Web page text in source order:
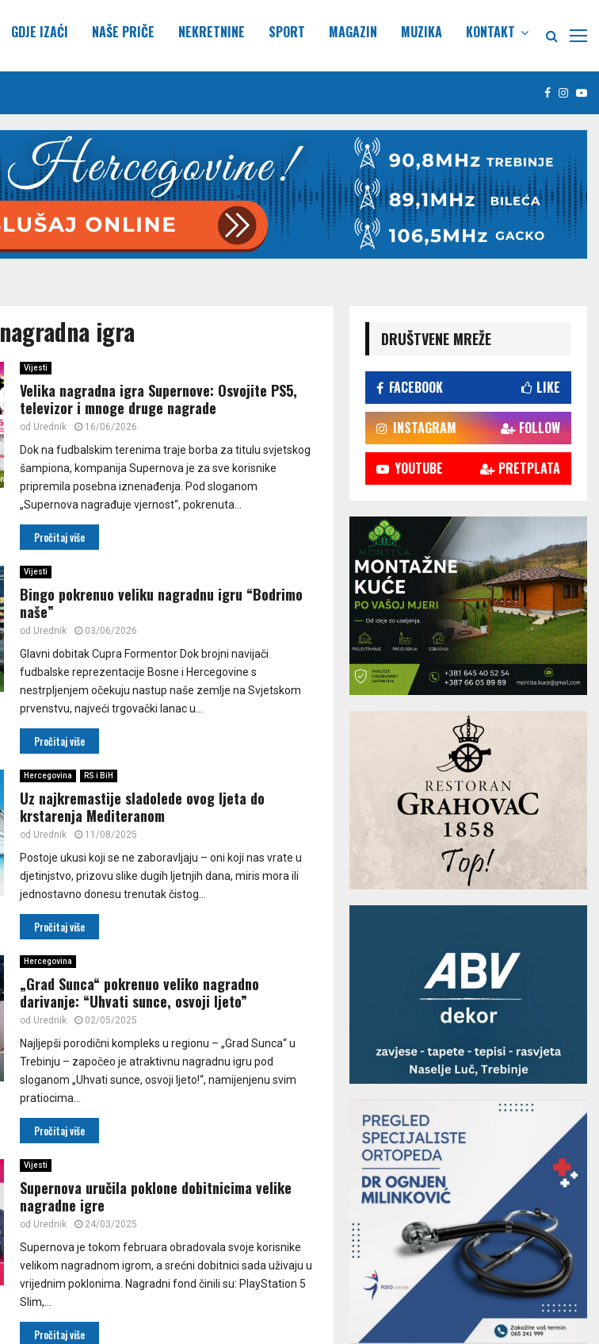
GDJE IZAĆI NAŠE PRIČE NEKRETNINE SPORT MAGAZIN MUZIKA KONTAKT
Facebook
nagradna igra
Vijesti
Velika nagradna igra Supernove: Osvojite PS5,
televizor i mnoge druge nagrade
od Urednik 16/06/2026
Dok na fudbalskim terenima traje borba za titulu svjetskog
šampiona, kompanija Supernova je za sve korisnike
pripremila posebna iznenađenja. Pod sloganom
„Supernova nagrađuje vjernost“, pokrenuta...
Pročitaj više
Vijesti
Bingo pokrenuo veliku nagradnu igru “Bodrimo
naše”
od Urednik 03/06/2026
Glavni dobitak Cupra Formentor Dok brojni navijači
fudbalske reprezentacije Bosne i Hercegovine s
nestrpljenjem očekuju nastup naše zemlje na Svjetskom
prvenstvu, najveći trgovački lanac u...
Pročitaj više
Hercegovina RS i BiH
Uz najkremastije sladolede ovog ljeta do
krstarenja Mediteranom
od Urednik 11/08/2025
Postoje ukusi koji se ne zaboravljaju – oni koji nas vrate u
djetinjstvo, prizovu slike dugih ljetnjih dana, miris mora ili
jednostavno donesu trenutak čistog...
Pročitaj više
Hercegovina
„Grad Sunca“ pokrenuo veliko nagradno
darivanje: “Uhvati sunce, osvoji ljeto”
od Urednik 02/05/2025
Najljepši porodični kompleks u regionu – „Grad Sunca“ u
Trebinju – započeo je atraktivnu nagradnu igru pod
sloganom „Uhvati sunce, osvoji ljeto!“, namijenjenu svim
pratiocima...
Pročitaj više
Vijesti
Supernova uručila poklone dobitnicima velike
nagradne igre
od Urednik 24/03/2025
Supernova je tokom februara obradovala svoje korisnike
velikom nagradnom igrom, a srećni dobitnici sada uživaju u
vrijednim poklonima. Nagradni fond činili su: PlayStation 5
Slim,...
Pročitaj više
DRUŠTVENE MREŽE
FACEBOOK LIKE
INSTAGRAM FOLLOW
YOUTUBE PRETPLATA